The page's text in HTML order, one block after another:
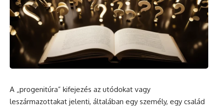
A „progenitúra” kifejezés az utódokat vagy
leszármazottakat jelenti, általában egy személy, egy család